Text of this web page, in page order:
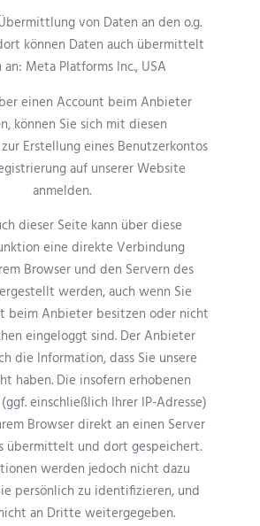
von Daten an den o.g.
können Daten auch übermittelt
Meta Platforms Inc., USA
einen Account beim Anbieter
können Sie sich mit diesen
Erstellung eines Benutzerkontos
auf unserer Website
anmelden.
dieser Seite kann über diese
eine direkte Verbindung
Browser und den Servern des
werden, auch wenn Sie
beim Anbieter besitzen oder nicht
eingeloggt sind. Der Anbieter
die Information, dass Sie unsere
haben. Die insofern erhobenen
einschließlich Ihrer IP-Adresse)
Browser direkt an einen Server
übermittelt und dort gespeichert.
werden jedoch nicht dazu
persönlich zu identifizieren, und
an Dritte weitergegeben.